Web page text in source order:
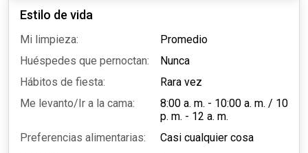
Estilo de vida
Mi limpieza:
Promedio
Huéspedes que pernoctan:
Nunca
Hábitos de fiesta:
Rara vez
Me levanto/Ir a la cama:
8:00 a. m. - 10:00 a. m. / 10
p. m. - 12 a. m.
Preferencias alimentarias:
Casi cualquier cosa